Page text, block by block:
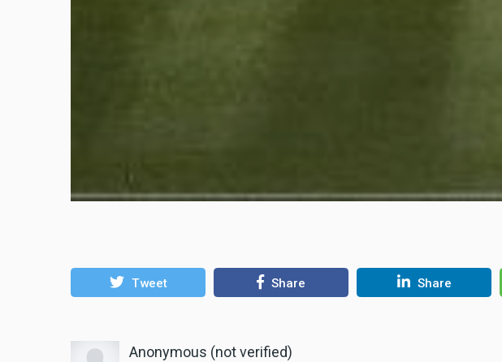
Tweet Share Share
Anonymous (not verified)